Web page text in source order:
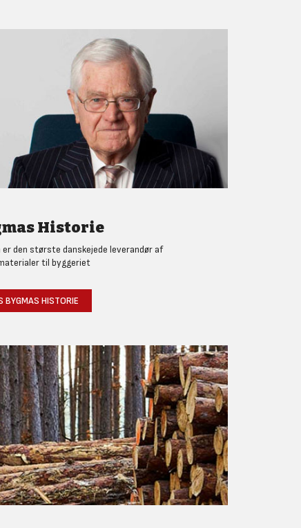
Historie
er den største danskejede leverandør af
til byggeriet
BYGMAS HISTORIE